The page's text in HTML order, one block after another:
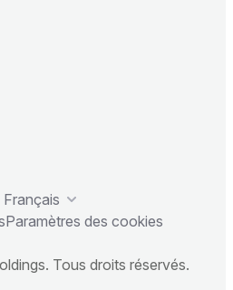
Français
Paramètres des cookies
Tous droits réservés.